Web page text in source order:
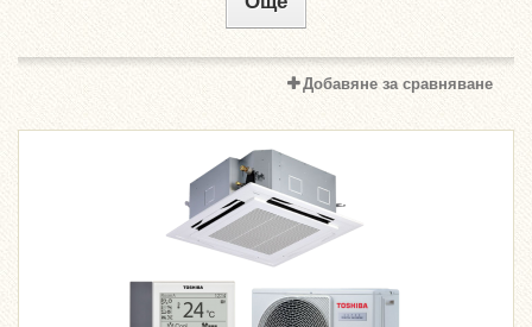
Добавяне за сравняване